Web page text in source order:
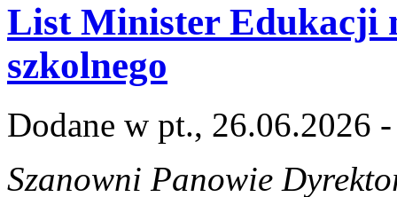
List Minister Edukacji
szkolnego
Dodane w pt., 26.06.2026
Szanowni Panowie